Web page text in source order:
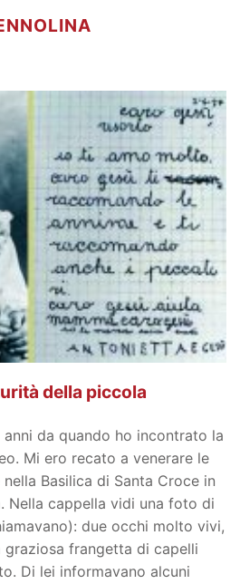
della piccola
da quando ho incontrato la
Mi ero recato a venerare le
Basilica di Santa Croce in
Nella cappella vidi una foto di
due occhi molto vivi,
graziosa frangetta di capelli
Di lei informavano alcuni